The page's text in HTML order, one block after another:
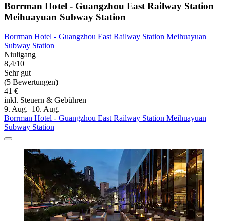
Borrman Hotel - Guangzhou East Railway Station
Meihuayuan Subway Station
Borrman Hotel - Guangzhou East Railway Station Meihuayuan
Subway Station
Niuligang
8,4/10
Sehr gut
(5 Bewertungen)
41 €
inkl. Steuern & Gebühren
9. Aug.–10. Aug.
Borrman Hotel - Guangzhou East Railway Station Meihuayuan
Subway Station